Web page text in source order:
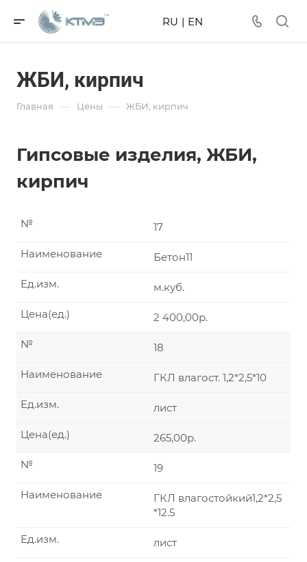
RU | EN
ЖБИ, кирпич
Главная — Цены — ЖБИ, кирпич
Гипсовые изделия, ЖБИ,
кирпич
17
№
Бетон11
Наименование
м.куб.
Ед.изм.
2 400,00р.
Цена(ед.)
18
№
ГКЛ влагост. 1,2*2,5*10
Наименование
лист
Ед.изм.
265,00р.
Цена(ед.)
19
№
ГКЛ влагостойкий1,2*2,5
*12.5
Наименование
лист
Ед.изм.